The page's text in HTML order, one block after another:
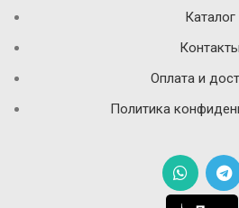
Каталог
Контакты
Оплата и
Политика